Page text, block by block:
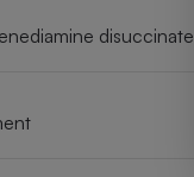
disuccinate